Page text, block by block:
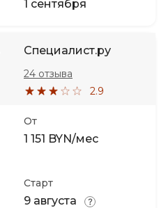
1 сентября
Специалист.ру
2.9
24 отзыва
От
1 151 BYN/мес
Старт
9 августа